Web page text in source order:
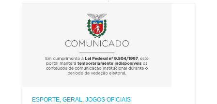
ESPORTE, GERAL, JOGOS OFICIAIS